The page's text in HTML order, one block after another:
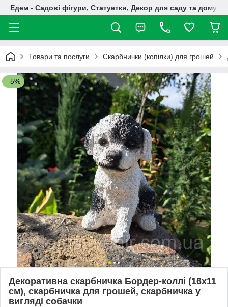
Едем - Садові фігури, Статуетки, Декор для саду та дому
Товари та послуги Скарбнички (копілки) для грошей
–5%
Декоративна скарбничка Бордер-коллі (16х11
см), скарбничка для грошей, скарбничка у
вигляді собачки